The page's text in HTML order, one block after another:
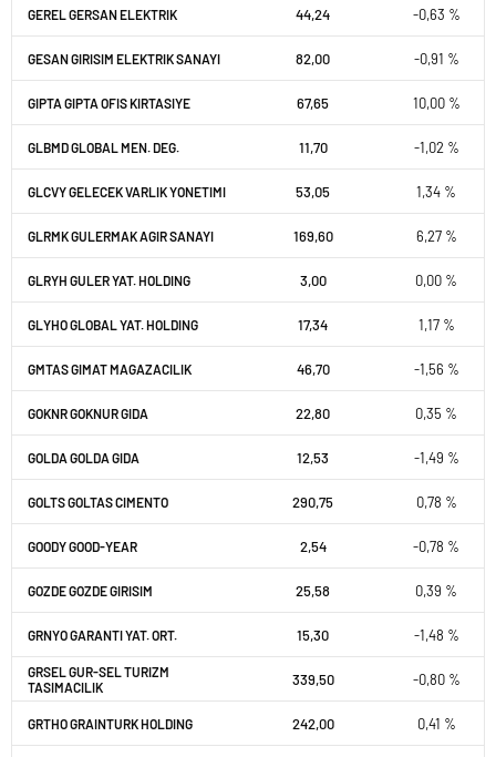
GEREL GERSAN ELEKTRIK 44,24 -0,63 %
GESAN GIRISIM ELEKTRIK SANAYI 82,00 -0,91 %
GIPTA GIPTA OFIS KIRTASIYE 67,65 10,00 %
GLBMD GLOBAL MEN. DEG. 11,70 -1,02 %
GLCVY GELECEK VARLIK YONETIMI 53,05 1,34 %
GLRMK GULERMAK AGIR SANAYI 169,60 6,27 %
GLRYH GULER YAT. HOLDING 3,00 0,00 %
GLYHO GLOBAL YAT. HOLDING 17,34 1,17 %
GMTAS GIMAT MAGAZACILIK 46,70 -1,56 %
GOKNR GOKNUR GIDA 22,80 0,35 %
GOLDA GOLDA GIDA 12,53 -1,49 %
GOLTS GOLTAS CIMENTO 290,75 0,78 %
GOODY GOOD-YEAR 2,54 -0,78 %
GOZDE GOZDE GIRISIM 25,58 0,39 %
GRNYO GARANTI YAT. ORT. 15,30 -1,48 %
GRSEL GUR-SEL TURIZM
TASIMACILIK
339,50 -0,80 %
GRTHO GRAINTURK HOLDING 242,00 0,41 %